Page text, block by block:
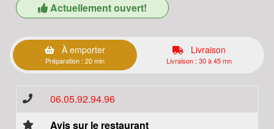
Actuellement ouvert!
À emporter
Préparation : 20 min
Livraison
Livraison : 30 à 45 mn
06.05.92.94.96
Avis sur le restaurant